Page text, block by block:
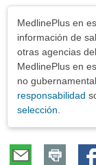
MedlinePlus en
información de
otras agencias
MedlinePlus en
no
responsabilidad
selección